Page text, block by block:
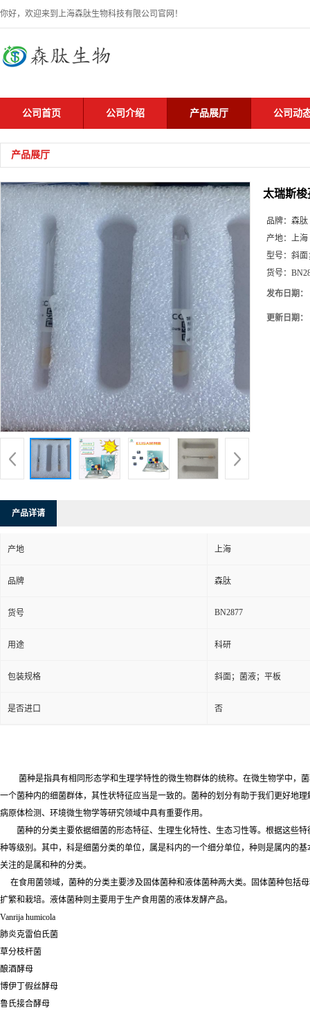
你好，欢迎来到上海森肽生物科技有限公司官网！
公司首页 公司介绍 产品展厅 公司动
产品展厅
太瑞斯
品牌： 森肽
产地： 上海
型号： 斜面
货号：
发布日期：
更新日期：
产品详请
产地 上海
品牌 森肽
货号 BN2877
用途 科研
包装规格 斜面；菌液；平板
是否进口 否
菌种是指具有相同形态学和生理学特性的微生物群体的统称。在微生物学中，菌
一个菌种内的细菌群体，其性状特征应当是一致的。菌种的划分有助于我们更好地
病原体检测、环境微生物学等研究领域中具有重要作用。
菌种的分类主要依据细菌的形态特征、生理生化特性、生态习性等。根据这些特
种等级别。其中，科是细菌分类的单位，属是科内的一个细分单位，种则是属内的
关注的是属和种的分类。
在食用菌领域，菌种的分类主要涉及固体菌种和液体菌种两大类。固体菌种包括
扩繁和栽培。液体菌种则主要用于生产食用菌的液体发酵产品。
Vanrija humicola
肺炎克雷伯氏菌
草分枝杆菌
酿酒酵母
博伊丁假丝酵母
鲁氏接合酵母